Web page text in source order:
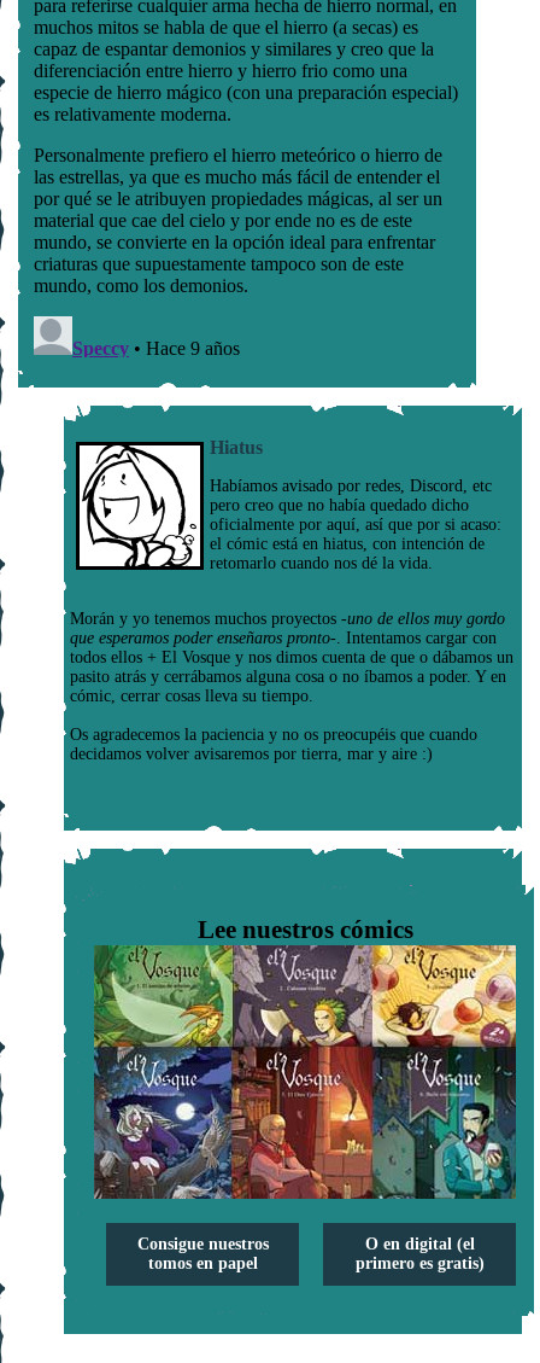
Hiatus
Habíamos avisado por redes, Discord, etc
pero creo que no había quedado dicho
oficialmente por aquí, así que por si acaso:
el cómic está en hiatus, con intención de
retomarlo cuando nos dé la vida.
Morán y yo tenemos muchos proyectos -uno de ellos muy gordo
que esperamos poder enseñaros pronto- . Intentamos cargar con
todos ellos + El Vosque y nos dimos cuenta de que o dábamos un
pasito atrás y cerrábamos alguna cosa o no íbamos a poder. Y en
cómic, cerrar cosas lleva su tiempo.
Os agradecemos la paciencia y no os preocupéis que cuando
decidamos volver avisaremos por tierra, mar y aire :)
Lee nuestros cómics
Consigue nuestros
tomos en papel
O en digital (el
primero es gratis)